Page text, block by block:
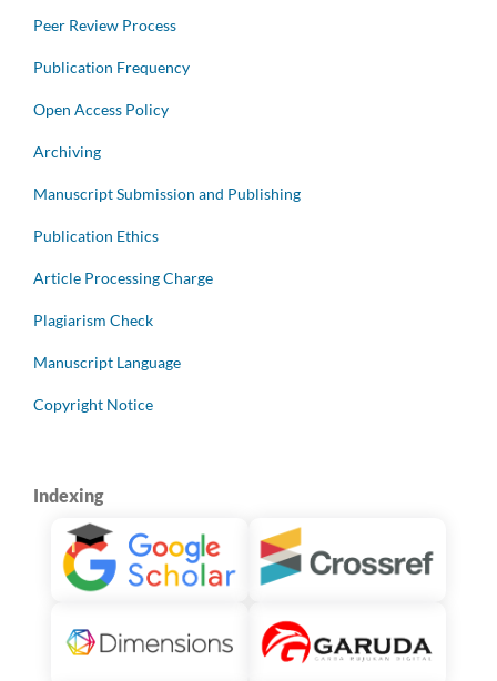
Peer Review Process
Publication Frequency
Open Access Policy
Archiving
Manuscript Submission and Publishing
Publication Ethics
Article Processing Charge
Plagiarism Check
Manuscript Language
Copyright Notice
Indexing